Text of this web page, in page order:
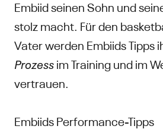
Embiid seinen Sohn und
stolz macht. Für den
Vater werden Embiids Tipps
Prozessim Training und im
vertrauen.
Embiids Performance-Tipps